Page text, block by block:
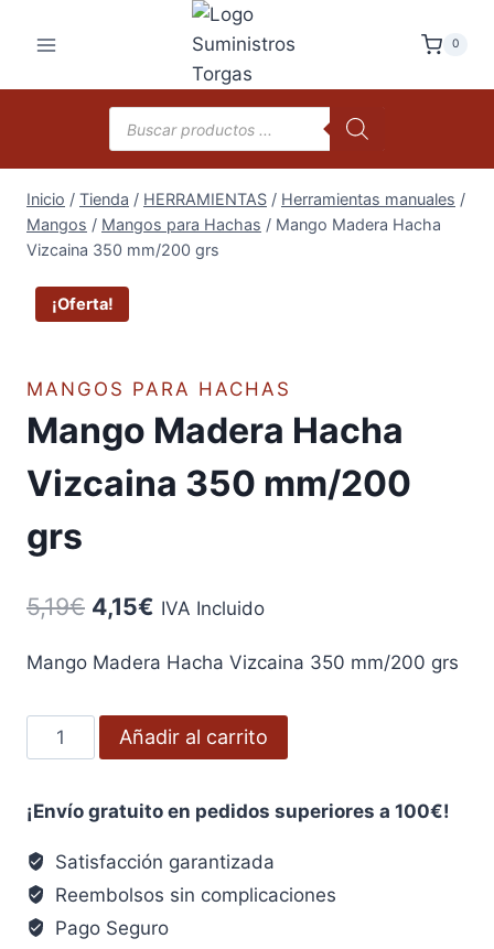
0
Búsqueda
de
productos
Inicio / Tienda / HERRAMIENTAS / Herramientas manuales /
Mangos / Mangos para Hachas / Mango Madera Hacha
Vizcaina 350 mm/200 grs
¡Oferta!
MANGOS PARA HACHAS
Mango Madera Hacha
Vizcaina 350 mm/200
grs
5,19€ El
original
era:
5,19€.
4,15€ El
actual
es:
4,15€.
IVA Incluido
Mango Madera Hacha Vizcaina 350 mm/200 grs
Mango
Madera
Vizcaina
350
mm/200
grs
cantidad
Añadir al carrito
¡Envío gratuito en pedidos superiores a 100€!
Satisfacción garantizada
Reembolsos sin complicaciones
Pago Seguro